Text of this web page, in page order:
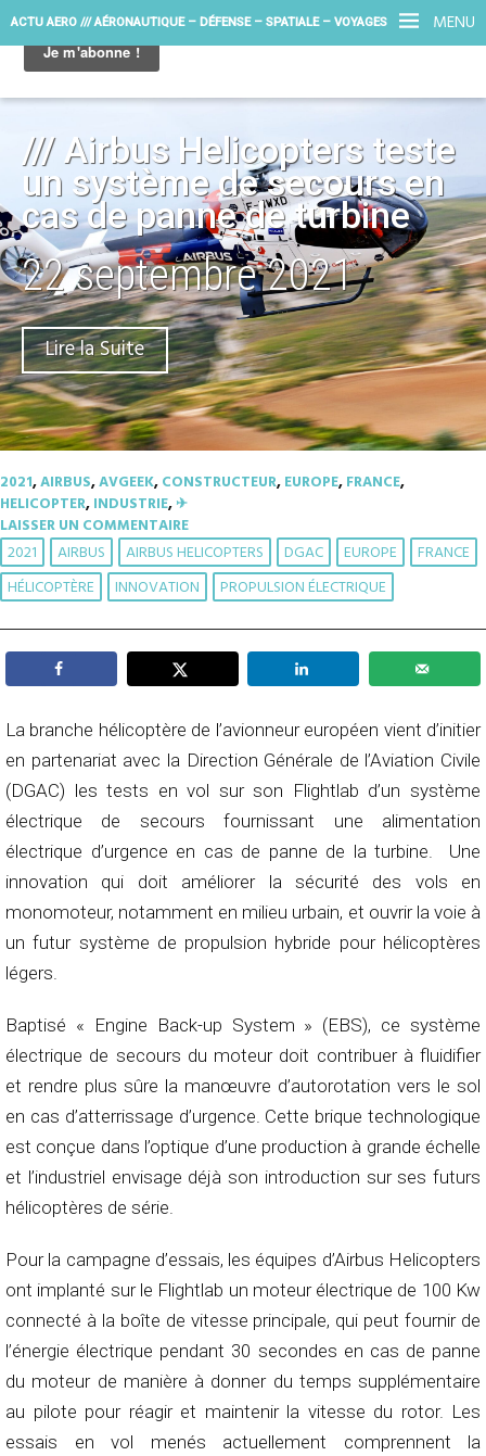
MENU
ACTU AERO /// AÉRONAUTIQUE – DÉFENSE – SPATIALE – VOYAGES
/// Airbus Helicopters teste
un système de secours en
cas de panne de turbine
22 septembre 2021
Lire la Suite
2021,AIRBUS,AVGEEK,CONSTRUCTEUR,EUROPE,FRANCE,
HELICOPTER,INDUSTRIE,✈︎
LAISSER UN COMMENTAIRE
2021 AIRBUS AIRBUS HELICOPTERS DGAC EUROPE
FRANCE
HÉLICOPTÈRE
INNOVATION PROPULSION ÉLECTRIQUE
La branche hélicoptère de l’avionneur européen vient d’initier
en partenariat avec la Direction Générale de l’Aviation Civile
(DGAC) les tests en vol sur son Flightlab d’un système
électrique de secours fournissant une alimentation
électrique d’urgence en cas de panne de la turbine. Une
innovation qui doit améliorer la sécurité des vols en
monomoteur, notamment en milieu urbain, et ouvrir la voie à
un futur système de propulsion hybride pour hélicoptères
légers.
Baptisé « Engine Back-up System » (EBS), ce système
électrique de secours du moteur doit contribuer à fluidifier
et rendre plus sûre la manœuvre d’autorotation vers le sol
en cas d’atterrissage d’urgence. Cette brique technologique
est conçue dans l’optique d’une production à grande échelle
et l’industriel envisage déjà son introduction sur ses futurs
hélicoptères de série.
Pour la campagne d’essais, les équipes d’Airbus Helicopters
ont implanté sur le Flightlab un moteur électrique de 100 Kw
connecté à la boîte de vitesse principale, qui peut fournir de
l’énergie électrique pendant 30 secondes en cas de panne
du moteur de manière à donner du temps supplémentaire
au pilote pour réagir et maintenir la vitesse du rotor. Les
essais en vol menés actuellement comprennent la